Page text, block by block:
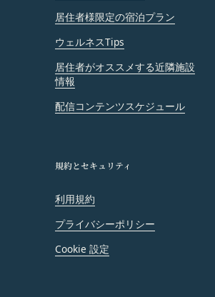
居住者様限定の宿泊プラン
ウェルネスTips
居住者がオススメする近隣施設
情報
配信コンテンツスケジュール
規約とセキュリティ
利用規約
プライバシーポリシー
Cookie 設定
争､暴動､騒乱､労働争議等）により
が困難になった場合
利もしくは義務につき、第三者に対
。
事業譲渡に伴い本規約に基づく権利
に会員の登録事項その他の情報を当